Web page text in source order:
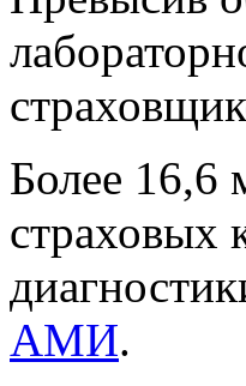
Более 16,6
страховых
АМИ.